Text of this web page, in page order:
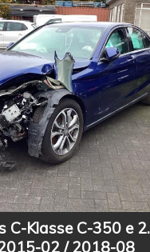
C-Klasse C-350 e
02 / 2018-08